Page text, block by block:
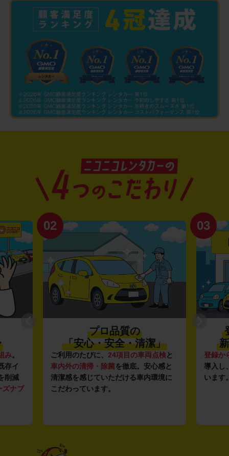
み。
存イ
削減
ズナブ
02
プロ品質の
「安心・安全・清潔」
ご利用のたびに、 24項目の車両点検と
車内外の清掃・除菌を徹底。安心感と
清潔感を感じていただける車内環境に
こだわっています。
03
登録か
導入し
います